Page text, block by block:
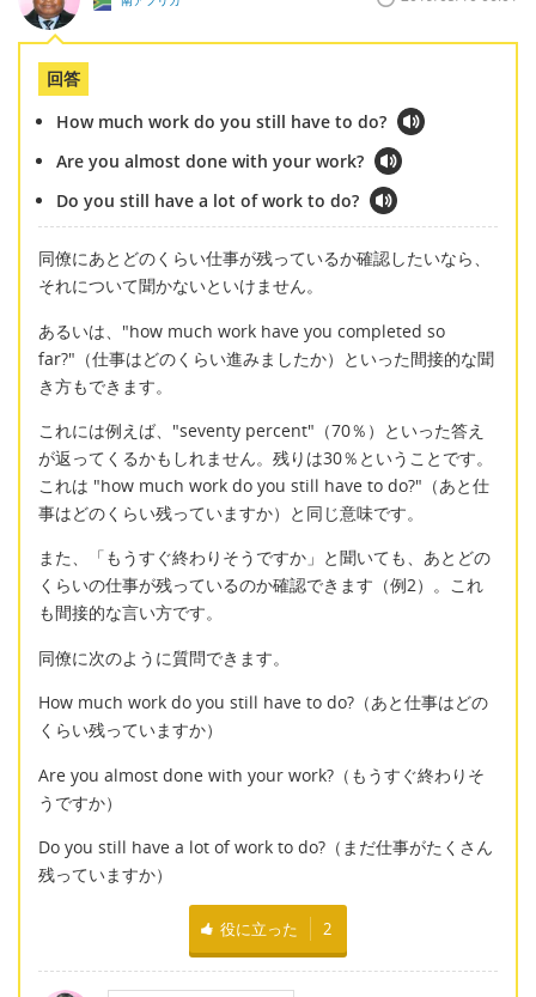
回答
How much work do you still have to do?
Are you almost done with your work?
Do you still have a lot of work to do?
同僚にあとどのくらい仕事が残っているか確認したいなら、
それについて聞かないといけません。
あるいは、"how much work have you completed so
far?"（仕事はどのくらい進みましたか）といった間接的な聞
き方もできます。
これには例えば、"seventy percent"（70％）といった答え
が返ってくるかもしれません。残りは30％ということです。
これは "how much work do you still have to do?"（あと仕
事はどのくらい残っていますか）と同じ意味です。
また、「もうすぐ終わりそうですか」と聞いても、あとどの
くらいの仕事が残っているのか確認できます（例2）。これ
も間接的な言い方です。
同僚に次のように質問できます。
How much work do you still have to do?（あと仕事はどの
くらい残っていますか）
Are you almost done with your work?（もうすぐ終わりそ
うですか）
Do you still have a lot of work to do?（まだ仕事がたくさん
残っていますか）
役に立った 2